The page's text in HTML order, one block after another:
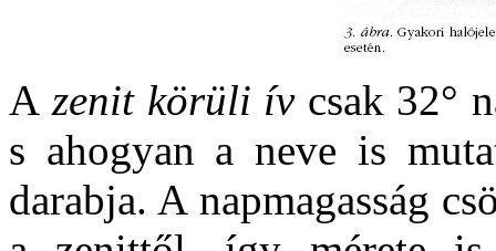
A zenit körüli ívcsak 32°
s ahogyan a neve is
darabja. A napmagasság